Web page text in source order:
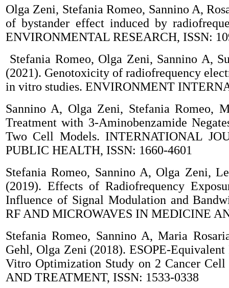
Olga Zeni, Stefania Romeo, Sannino A,
of bystander effect induced by
ENVIRONMENTAL RESEARCH, ISSN:
Stefania Romeo, Olga Zeni, Sannino A,
(2021). Genotoxicity of radiofrequency
in vitro studies. ENVIRONMENT
Sannino A, Olga Zeni, Stefania Romeo,
Treatment with 3-Aminobenzamide
Two Cell Models. INTERNATIONAL
PUBLIC HEALTH, ISSN: 1660-4601
Stefania Romeo, Sannino A, Olga Zeni,
(2019). Effects of Radiofrequency
Influence of Signal Modulation and
RF AND MICROWAVES IN MEDICINE
Stefania Romeo, Sannino A, Maria
Gehl, Olga Zeni (2018). ESOPE-
Vitro Optimization Study on 2 Cancer
AND TREATMENT, ISSN: 1533-0338